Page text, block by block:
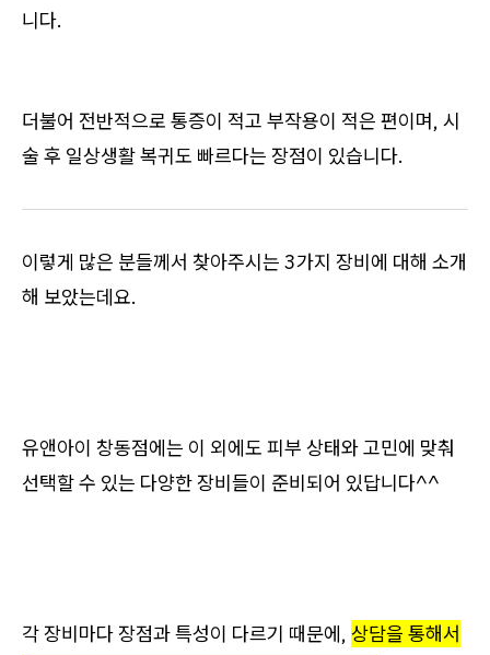
니다.
더불어 전반적으로 통증이 적고 부작용이 적은 편이며, 시
술 후 일상생활 복귀도 빠르다는 장점이 있습니다.
이렇게 많은 분들께서 찾아주시는 3가지 장비에 대해 소개
해 보았는데요.
유앤아이 창동점에는 이 외에도 피부 상태와 고민에 맞춰
선택할 수 있는 다양한 장비들이 준비되어 있답니다^^
각 장비마다 장점과 특성이 다르기 때문에, 상담을 통해서